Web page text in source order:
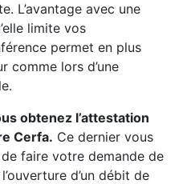
L’avantage avec une
limite vos
permet en plus
comme lors d’une
obtenez l’attestation
Cerfa. Ce dernier vous
faire votre demande de
d’un débit de